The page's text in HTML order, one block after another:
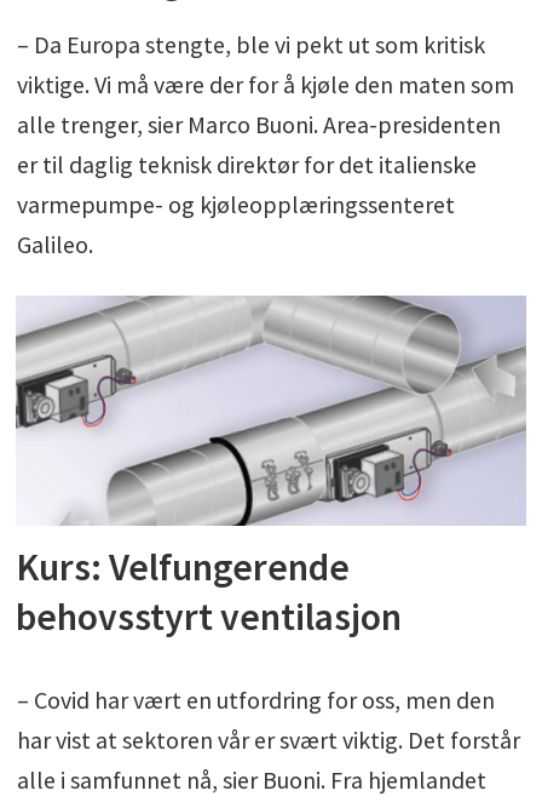
– Da Europa stengte, ble vi pekt ut som kritisk
viktige. Vi må være der for å kjøle den maten som
alle trenger, sier Marco Buoni. Area-presidenten
er til daglig teknisk direktør for det italienske
varmepumpe- og kjøleopplæringssenteret
Galileo.
Kurs: Velfungerende
behovsstyrt ventilasjon
– Covid har vært en utfordring for oss, men den
har vist at sektoren vår er svært viktig. Det forstår
alle i samfunnet nå, sier Buoni. Fra hjemlandet